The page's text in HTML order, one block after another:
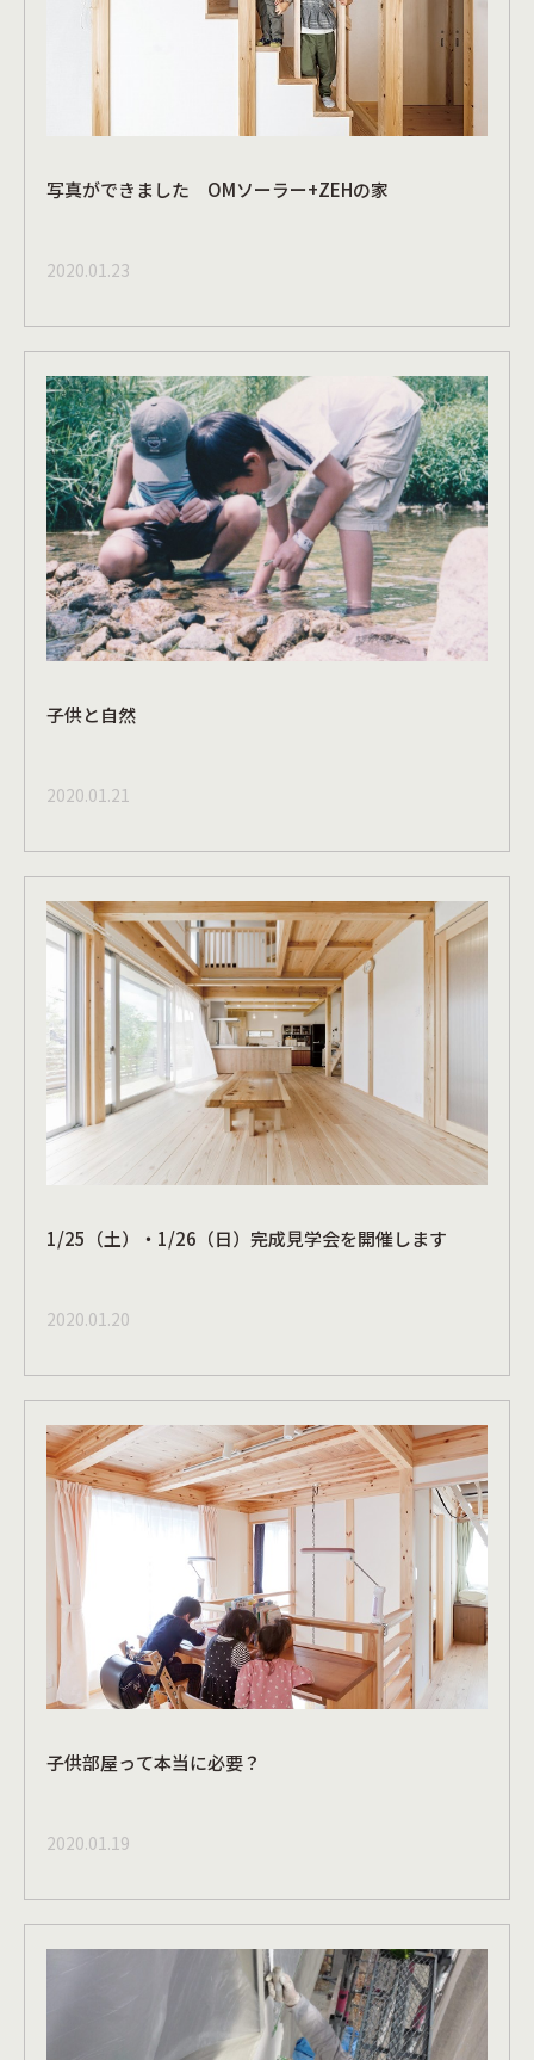
写真ができました OMソーラー+ZEHの家
2020.01.23
子供と自然
2020.01.21
1/25（土）・1/26（日）完成見学会を開催します
2020.01.20
子供部屋って本当に必要？
2020.01.19